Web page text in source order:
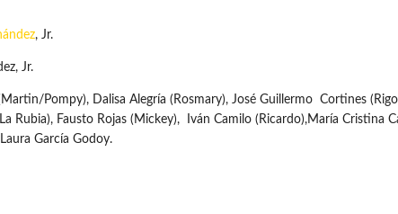
, Jr.
Jr.
Pompy), Dalisa Alegría (Rosmary), José Guillermo Cortines
Rubia), Fausto Rojas (Mickey), Iván Camilo (Ricardo),María Cristina
García Godoy.